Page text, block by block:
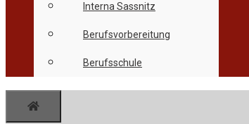
Interna Sassnitz
Berufsvorbereitung
Berufsschule